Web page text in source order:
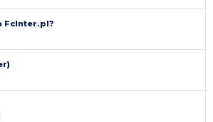
FcInter.pl?